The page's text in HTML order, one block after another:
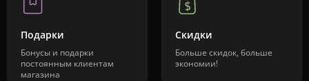
Подарки
Бонусы и подарки
постоянным клиентам
магазина
Скидки
Больше скидок, больше
экономии!